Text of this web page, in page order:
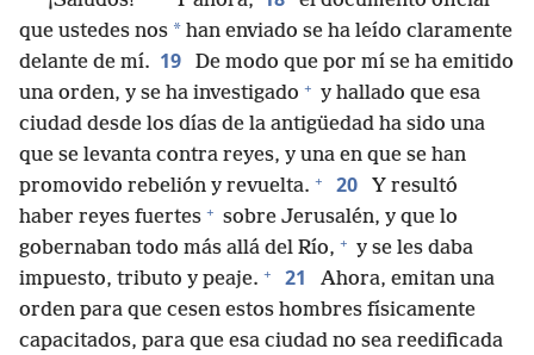
que ustedes nos * han enviado se ha leído claramente
delante de mí. 19
De modo que por mí se ha emitido
una orden, y se ha investigado + y hallado que esa
ciudad desde los días de la antigüedad ha sido una
que se levanta contra reyes, y una en que se han
promovido rebelión y revuelta. + 20
Y resultó
haber reyes fuertes + sobre Jerusalén, y que lo
gobernaban todo más allá del Río, + y se les daba
impuesto, tributo y peaje. + 21
Ahora, emitan una
orden para que cesen estos hombres físicamente
capacitados, para que esa ciudad no sea reedificada